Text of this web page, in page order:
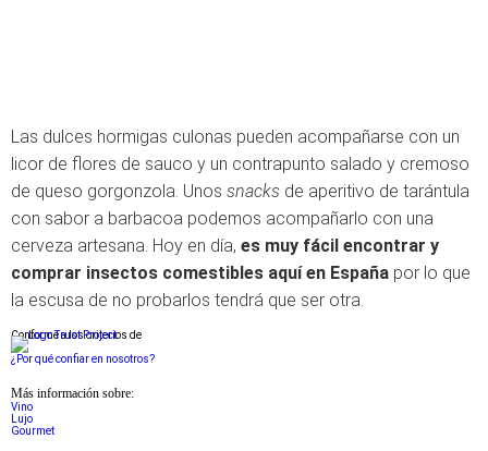
Las dulces hormigas culonas pueden acompañarse con un
licor de flores de sauco y un contrapunto salado y cremoso
de queso gorgonzola. Unos snacks de aperitivo de tarántula
con sabor a barbacoa podemos acompañarlo con una
cerveza artesana. Hoy en día, es muy fácil encontrar y
comprar insectos comestibles aquí en España por lo que
la escusa de no probarlos tendrá que ser otra.
Conforme a los criterios de
¿Por qué confiar en nosotros?
Más información sobre:
Vino
Lujo
Gourmet